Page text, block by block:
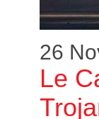
26
Le